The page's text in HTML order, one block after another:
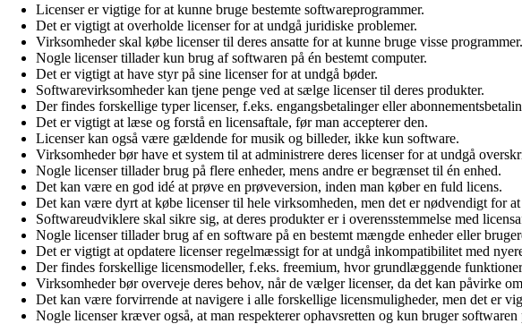
Licenser er vigtige for at kunne bruge bestemte softwareprogrammer.
Det er vigtigt at overholde licenser for at undgå juridiske problemer.
Virksomheder skal købe licenser til deres ansatte for at kunne bruge visse programmer.
Nogle licenser tillader kun brug af softwaren på én bestemt computer.
Det er vigtigt at have styr på sine licenser for at undgå bøder.
Softwarevirksomheder kan tjene penge ved at sælge licenser til deres produkter.
Der findes forskellige typer licenser, f.eks. engangsbetalinger eller
Det er vigtigt at læse og forstå en licensaftale, før man accepterer den.
Licenser kan også være gældende for musik og billeder, ikke kun software.
Virksomheder bør have et system til at administrere deres licenser for at undgå
Nogle licenser tillader brug på flere enheder, mens andre er begrænset til én enhed.
Det kan være en god idé at prøve en prøveversion, inden man køber en fuld licens.
Det kan være dyrt at købe licenser til hele virksomheden, men det er nødvendigt for
Softwareudviklere skal sikre sig, at deres produkter er i overensstemmelse med
Nogle licenser tillader brug af en software på en bestemt mængde enheder eller
Det er vigtigt at opdatere licenser regelmæssigt for at undgå inkompatibilitet med
Der findes forskellige licensmodeller, f.eks. freemium, hvor grundlæggende
Virksomheder bør overveje deres behov, når de vælger licenser, da det kan påvirke
Det kan være forvirrende at navigere i alle forskellige licensmuligheder, men det er
Nogle licenser kræver også, at man respekterer ophavsretten og kun bruger